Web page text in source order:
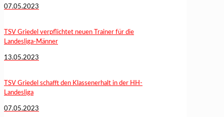
07.05.2023
TSV Griedel verpflichtet neuen Trainer für die
Landesliga-Männer
13.05.2023
TSV Griedel schafft den Klassenerhalt in der HH-
Landesliga
07.05.2023